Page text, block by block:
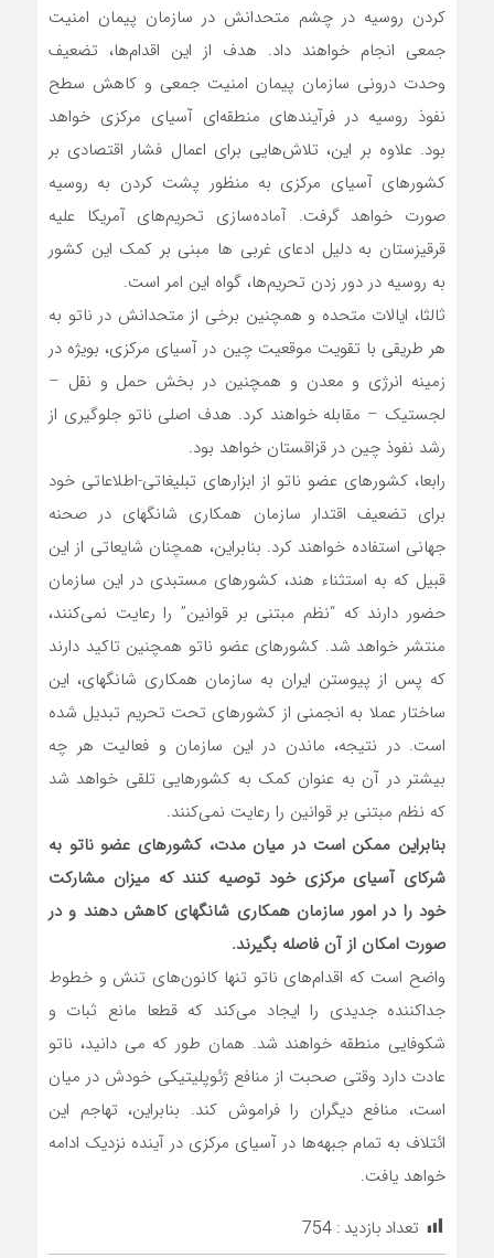
کردن روسیه در چشم متحدانش در سازمان پیمان امنیت
جمعی انجام خواهند داد. هدف از این اقدام‌ها، تضعیف
وحدت درونی سازمان پیمان امنیت جمعی و کاهش سطح
نفوذ روسیه در فرآیندهای منطقه‌ای آسیای مرکزی خواهد
بود. علاوه بر این، تلاش‌هایی برای اعمال فشار اقتصادی بر
کشورهای آسیای مرکزی به منظور پشت کردن به روسیه
صورت خواهد گرفت. آماده‌سازی تحریم‌های آمریکا علیه
قرقیزستان به دلیل ادعای غربی ها مبنی بر کمک این کشور
به روسیه در دور زدن تحریم‌ها، گواه این امر است.
ثالثا، ایالات متحده و همچنین برخی از متحدانش در ناتو به
هر طریقی با تقویت موقعیت چین در آسیای مرکزی، بویژه در
زمینه انرژی و معدن و همچنین در بخش حمل و نقل –
لجستیک – مقابله خواهند کرد. هدف اصلی ناتو جلوگیری از
رشد نفوذ چین در قزاقستان خواهد بود.
رابعا، کشورهای عضو ناتو از ابزارهای تبلیغاتی-اطلاعاتی خود
برای تضعیف اقتدار سازمان همکاری شانگهای در صحنه
جهانی استفاده خواهند کرد. بنابراین، همچنان شایعاتی از این
قبیل که به استثناء هند، کشورهای مستبدی در این سازمان
حضور دارند که “نظم مبتنی بر قوانین” را رعایت نمی‌کنند،
منتشر خواهد شد. کشورهای عضو ناتو همچنین تاکید دارند
که پس از پیوستن ایران به سازمان همکاری شانگهای، این
ساختار عملا به انجمنی از کشورهای تحت تحریم تبدیل شده
است. در نتیجه، ماندن در این سازمان و فعالیت هر چه
بیشتر در آن به عنوان کمک به کشورهایی تلقی خواهد شد
که نظم مبتنی بر قوانین را رعایت نمی‌کنند.
بنابراین ممکن است در میان مدت، کشورهای عضو ناتو به
شرکای آسیای مرکزی خود توصیه کنند که میزان مشارکت
خود را در امور سازمان همکاری شانگهای کاهش دهند و در
صورت امکان از آن فاصله بگیرند.
واضح است که اقدام‌های ناتو تنها کانون‌های تنش و خطوط
جداکننده جدیدی را ایجاد می‌کند که قطعا مانع ثبات و
شکوفایی منطقه خواهند شد. همان طور که می دانید، ناتو
عادت دارد وقتی صحبت از منافع ژئوپلیتیکی خودش در میان
است، منافع دیگران را فراموش کند. بنابراین، تهاجم این
ائتلاف به تمام جبهه‌ها در آسیای مرکزی در آینده نزدیک ادامه
خواهد یافت.
تعداد بازدید : 754